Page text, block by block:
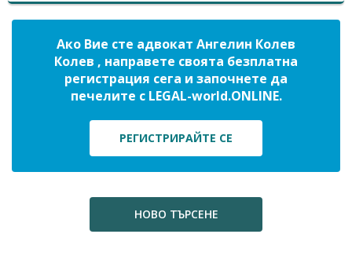
Ако Вие сте адвокат Ангелин Колев
Колев , направете своята безплатна
регистрация сега и започнете да
печелите с LEGAL-world.ONLINE.
РЕГИСТРИРАЙТЕ СЕ
НОВО ТЪРСЕНЕ